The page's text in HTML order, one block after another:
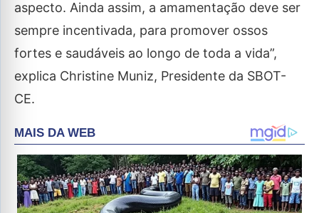
aspecto. Ainda assim, a amamentação deve ser
sempre incentivada, para promover ossos
fortes e saudáveis ao longo de toda a vida”,
explica Christine Muniz, Presidente da SBOT-
CE.